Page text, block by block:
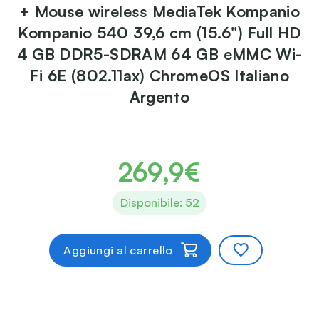
+ Mouse wireless MediaTek Kompanio
Kompanio 540 39,6 cm (15.6") Full HD
4 GB DDR5-SDRAM 64 GB eMMC Wi-
Fi 6E (802.11ax) ChromeOS Italiano
Argento
269,9€
Disponibile: 52
Aggiungi al carrello